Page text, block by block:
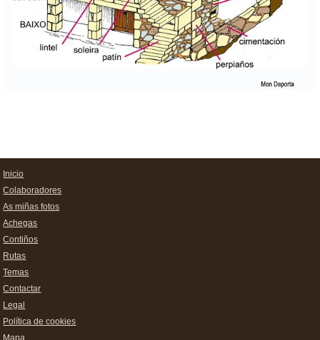
Inicio
Colaboradores
As miñas fotos
Achegas
Contiños
Rutas
Temas
Contactar
Legal
Política de cookies
Mapa